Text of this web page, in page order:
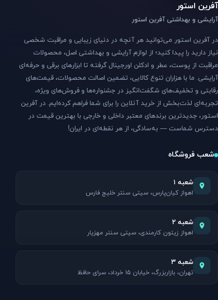
آفرین استور
آرایشی و بهداشتی آفرین استور
در آفرین استور می‌توانید هر آنچه در دنیای زیبایی و مراقبت شخصی
نیاز دارید را پیدا کنید؛ از لوازم آرایشی و بهداشتی اصل، محصولات
مراقبت از پوست، عطر و ادکلن اورجینال گرفته تا ابزارهای برقی و حرفه‌ای
آرایشی. ما با هزاران تنوع کالایی، تضمین اصالت محصولات، قیمت‌های
رقابتی و تخفیف‌های شگفت‌انگیز در جشنواره‌ها و فروش‌های ویژه،
تجربه‌ای لذت‌بخش از خرید آنلاین را برای شما فراهم کرده‌ایم. در آفرین
استور، جدیدترین برندهای معتبر داخلی و خارجی با بهترین قیمت در
دسترس شماست — به‌سادگی، از هر نقطه‌ای در ایران!
شعب فروشگاه
شعبه ۱
اهواز کیان‌پارس، سیتی سنتر خلیج فارس
شعبه ۲
اهواز زیتون کارمندی، سیتی سنتر مهزیار
شعبه ۳
تهران، بازاربزرگ، خیابان ۱۵ خرداد، سرای حافظ